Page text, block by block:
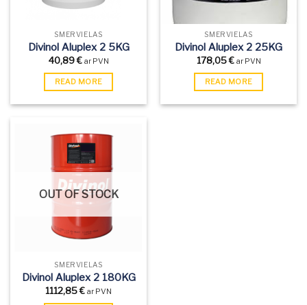
SMĒRVIELAS
Divinol Aluplex 2 5KG
40,89€ ar PVN
READ MORE
SMĒRVIELAS
Divinol Aluplex 2 25KG
178,05€ ar PVN
READ MORE
OUT OF STOCK
SMĒRVIELAS
Divinol Aluplex 2 180KG
1112,85€ ar PVN